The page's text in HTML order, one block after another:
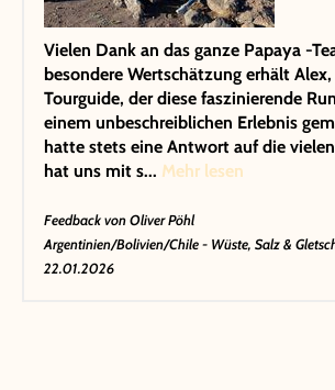
Vielen Dank an das ganze Papaya -
besondere Wertschätzung erhält
Tourguide, der diese faszinierende
einem unbeschreiblichen Erlebnis
hatte stets eine Antwort auf die
hat uns mit s... Mehr lesen
Feedback vonOliver Pöhl
Argentinien/Bolivien/Chile - Wüste, Salz &
22.01.2026